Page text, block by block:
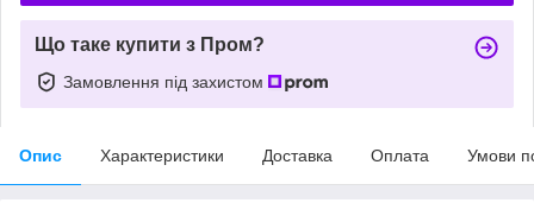
Що таке купити з Пром?
Замовлення під захистом
Опис Характеристики Доставка Оплата Умови